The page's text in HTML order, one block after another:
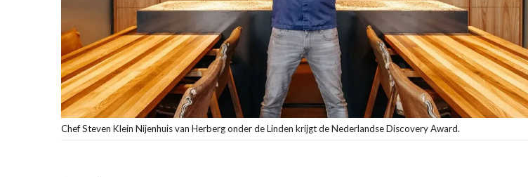
Chef Steven Klein Nijenhuis van Herberg onder de Linden krijgt de Nederlandse Discovery Award.